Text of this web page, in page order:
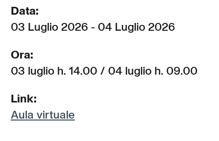
Data:
03 Luglio 2026 - 04 Luglio 2026
Ora:
03 luglio h. 14.00 / 04 luglio h. 09.00
Link:
Aula virtuale